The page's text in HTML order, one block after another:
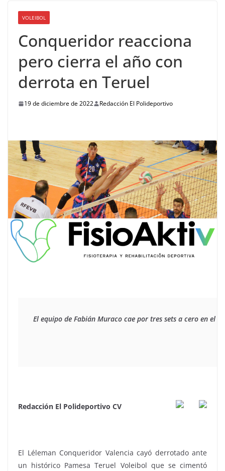
VOLEIBOL
Conqueridor reacciona
pero cierra el año con
derrota en Teruel
19 de diciembre de 2022 Redacción El Polideportivo
El equipo de Fabián Muraco cae por tres sets a cero en el
Redacción El Polideportivo CV
El Léleman Conqueridor Valencia cayó derrotado ante
un histórico Pamesa Teruel Voleibol que se cimentó